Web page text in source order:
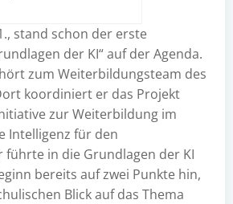
stand schon der erste
der KI“ auf der Agenda.
zum Weiterbildungsteam des
koordiniert er das Projekt
zur Weiterbildung im
Intelligenz für den
führte in die Grundlagen der KI
bereits auf zwei Punkte hin,
Blick auf das Thema